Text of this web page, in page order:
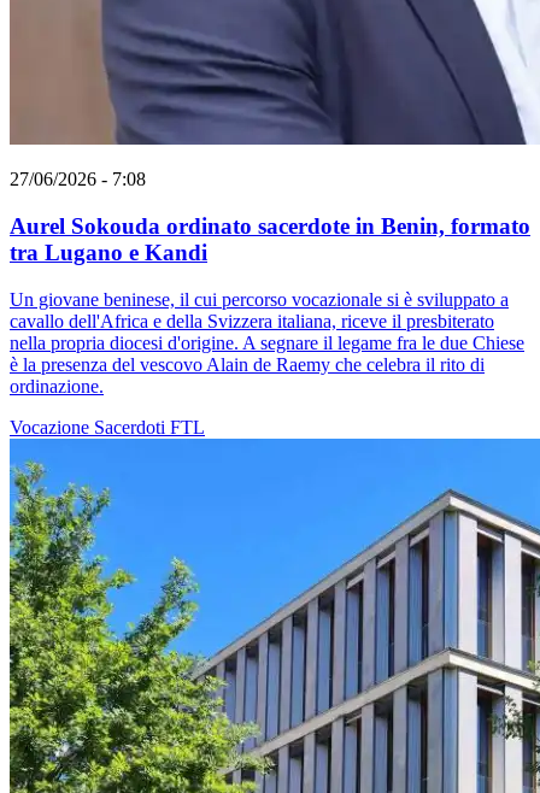
27/06/2026 - 7:08
Aurel Sokouda ordinato sacerdote in Benin, formato
tra Lugano e Kandi
Un giovane beninese, il cui percorso vocazionale si è sviluppato a
cavallo dell'Africa e della Svizzera italiana, riceve il presbiterato
nella propria diocesi d'origine. A segnare il legame fra le due Chiese
è la presenza del vescovo Alain de Raemy che celebra il rito di
ordinazione.
Vocazione Sacerdoti FTL